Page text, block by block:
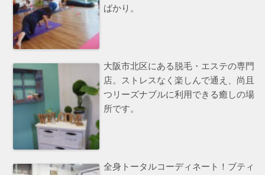
ばかり。
大阪市北区にある脱毛・エステの専門
店。ストレスなく楽しんで通え、尚且
つリーズナブルに利用できる癒しの場
所です。
全身トータルコーディネート！ブティ